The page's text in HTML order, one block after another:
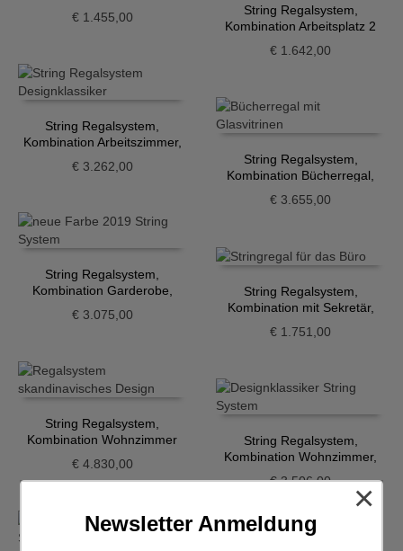
€1.455,00
String Regalsystem,
Kombination Arbeitsplatz 2
€ 1.642,00
String Regalsystem,
Kombination Arbeitszimmer,
€3.262,00
String Regalsystem,
Kombination Bücherregal,
€ 3.655,00
String Regalsystem,
Kombination Garderobe,
beige-weiss
€3.075,00
String Regalsystem,
Kombination mit Sekretär,
€ 1.751,00
String Regalsystem,
Kombination Wohnzimmer
Weiß
€4.830,00
String Regalsystem,
Kombination Wohnzimmer,
€3.506,00
Newsletter Anmeldung
×